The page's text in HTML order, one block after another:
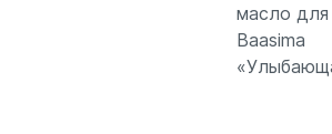
В
масло
Baasima